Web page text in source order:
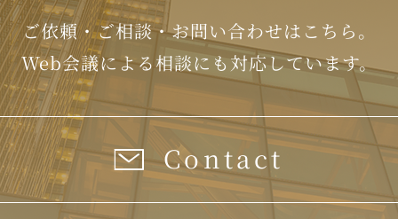
ご依頼・ご相談・お問い合わせはこちら。
Web会議による相談にも対応しています。
Contact